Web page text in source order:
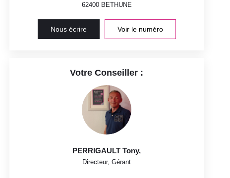
62400 BETHUNE
Nous écrire Voir le numéro
Votre Conseiller :
PERRIGAULT Tony,
Directeur, Gérant